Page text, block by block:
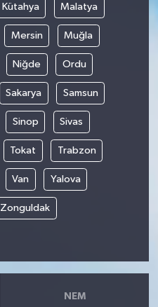
Kütahya Malatya
Mersin Muğla
Niğde Ordu
Sakarya Samsun
Sinop Sivas
Tokat Trabzon
Van Yalova
Zonguldak
NEM